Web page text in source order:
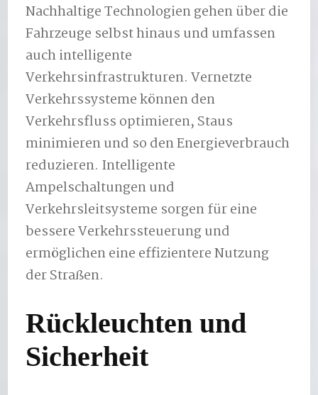
Nachhaltige Technologien gehen über die
Fahrzeuge selbst hinaus und umfassen
auch intelligente
Verkehrsinfrastrukturen. Vernetzte
Verkehrssysteme können den
Verkehrsfluss optimieren, Staus
minimieren und so den Energieverbrauch
reduzieren. Intelligente
Ampelschaltungen und
Verkehrsleitsysteme sorgen für eine
bessere Verkehrssteuerung und
ermöglichen eine effizientere Nutzung
der Straßen.
Rückleuchten und
Sicherheit